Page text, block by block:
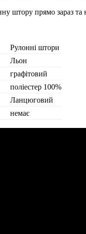
штору прямо зараз
Рулонні штори
Льон
графітовий
поліестер 100%
Ланцюговий
немає